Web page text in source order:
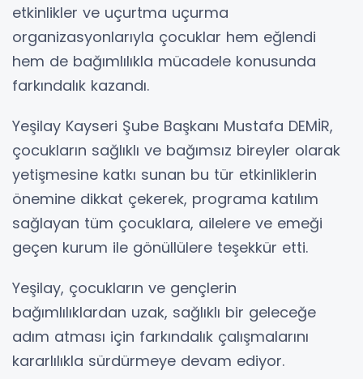
etkinlikler ve uçurtma uçurma
organizasyonlarıyla çocuklar hem eğlendi
hem de bağımlılıkla mücadele konusunda
farkındalık kazandı.
Yeşilay Kayseri Şube Başkanı Mustafa DEMİR,
çocukların sağlıklı ve bağımsız bireyler olarak
yetişmesine katkı sunan bu tür etkinliklerin
önemine dikkat çekerek, programa katılım
sağlayan tüm çocuklara, ailelere ve emeği
geçen kurum ile gönüllülere teşekkür etti.
Yeşilay, çocukların ve gençlerin
bağımlılıklardan uzak, sağlıklı bir geleceğe
adım atması için farkındalık çalışmalarını
kararlılıkla sürdürmeye devam ediyor.